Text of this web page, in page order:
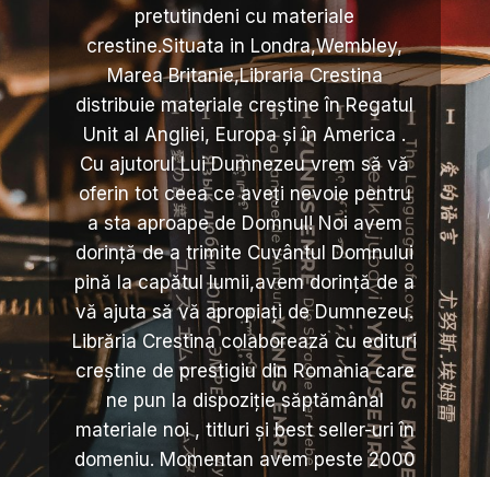
pretutindeni cu materiale
crestine.Situata in Londra,Wembley,
Marea Britanie,Libraria Crestina
distribuie materiale creștine în Regatul
Unit al Angliei, Europa și în America .
Cu ajutorul Lui Dumnezeu vrem să vă
oferin tot ceea ce aveți nevoie pentru
a sta aproape de Domnul! Noi avem
dorință de a trimite Cuvântul Domnului
pină la capătul lumii,avem dorință de a
vă ajuta să vă apropiați de Dumnezeu.
Librăria Crestina colaborează cu edituri
creștine de prestigiu din Romania care
ne pun la dispoziție săptămânal
materiale noi , titluri și best seller-uri în
domeniu. Momentan avem peste 2000